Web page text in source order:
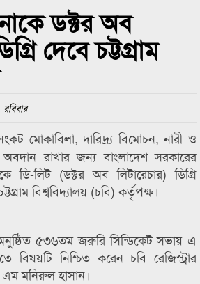
সিলেটে বাংলাদেশ গ্রুপ থিয়েটার
ডক্টর অব
দেবে চট্টগ্রাম
মোকাবিলা, দারিদ্র্য বিমোচন, নারী ও
রাখার জন্য বাংলাদেশ সরকারের
ডি-লিট (ডক্টর অব লিটারেচার) ডিগ্রি
বিশ্ববিদ্যালয় (চবি) কর্তৃপক্ষ।
৫৩৬তম জরুরি সিন্ডিকেট সভায় এ
বিষয়টি নিশ্চিত করেন চবি রেজিস্ট্রার
মনিরুল হাসান।